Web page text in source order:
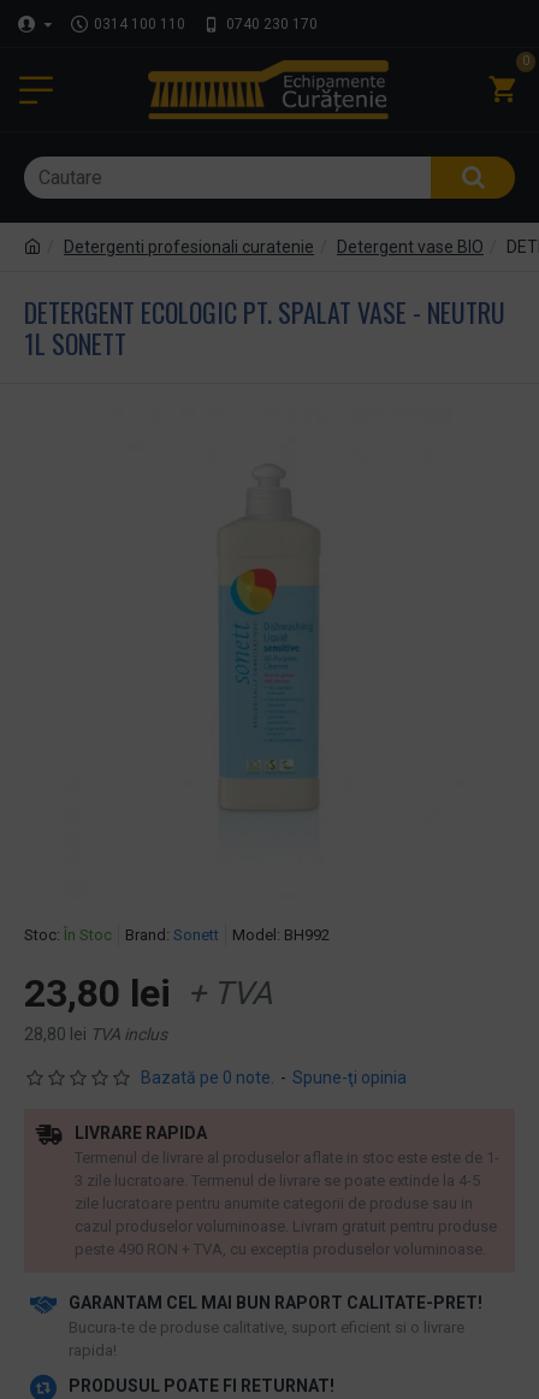
0314 100 110 0740 230 170
0
Detergenti profesionali curatenie Detergent vase BIO
DETERGENT ECOLOGIC PT. SPALAT VASE - NEUTRU
1L SONETT
Stoc: În Stoc Brand: Sonett Model: BH992
Bazată pe 0 note. - Spune-ţi opinia
23,80 lei + TVA
28,80 lei TVA inclus
GARANTAM CEL MAI BUN RAPORT CALITATE-PRET!
​Bucura-te de produse calitative, suport eficient si o livrare
rapida!
PRODUSUL POATE FI RETURNAT!
LIVRARE RAPIDA
Termenul de livrare al produselor aflate in stoc este este de 1-
3 zile lucratoare. Termenul de livrare se poate extinde la 4-5
zile lucratoare pentru anumite categorii de produse sau in
cazul produselor voluminoase. Livram gratuit pentru produse
peste 490 RON + TVA, cu exceptia produselor voluminoase.